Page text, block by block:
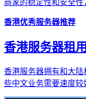
商家的稳定性和安全
香港优秀服务器推荐
香港服务器租
香港服务器拥有和大
些中文业务需要速度